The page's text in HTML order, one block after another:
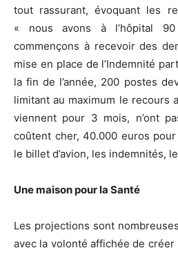
tout rassurant, évoquant les
« nous avons à l’hôpital
commençons à recevoir des
mise en place de l’Indemnité
la fin de l’année, 200 postes
limitant au maximum le recours
viennent pour 3 mois, n’ont
coûtent cher, 40.000 euros
le billet d’avion, les indemnités,
Une maison pour la Santé
Les projections sont
avec la volonté affichée de